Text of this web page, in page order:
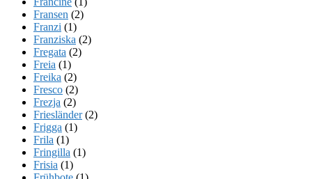
Fransen (2)
Franzi (1)
Franziska (2)
Fregata (2)
Freia (1)
Freika (2)
Fresco (2)
Frezja (2)
Friesländer(2)
Frigga (1)
Frila (1)
Fringilla (1)
Frisia (1)